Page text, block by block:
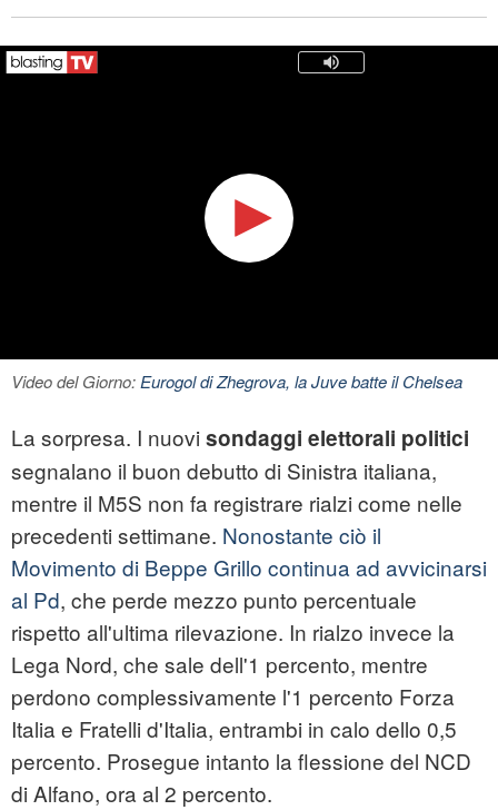
Video del Giorno:Eurogol di Zhegrova, la Juve batte il Chelsea
La sorpresa. I nuovi sondaggi elettorali politici
segnalano il buon debutto di Sinistra italiana,
mentre il M5S non fa registrare rialzi come nelle
precedenti settimane. Nonostante ciò il
Movimento di Beppe Grillo continua ad avvicinarsi
al Pd, che perde mezzo punto percentuale
rispetto all'ultima rilevazione. In rialzo invece la
Lega Nord, che sale dell'1 percento, mentre
perdono complessivamente l'1 percento Forza
Italia e Fratelli d'Italia, entrambi in calo dello 0,5
percento. Prosegue intanto la flessione del NCD
di Alfano, ora al 2 percento.